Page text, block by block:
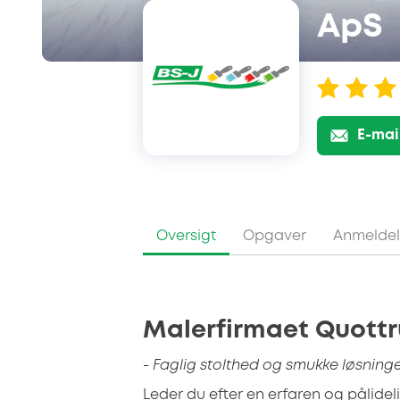
ApS
E-
Oversigt Opgaver
Malerfirmaet
- Faglig stolthed og smukke
Leder du efter en erfaren og